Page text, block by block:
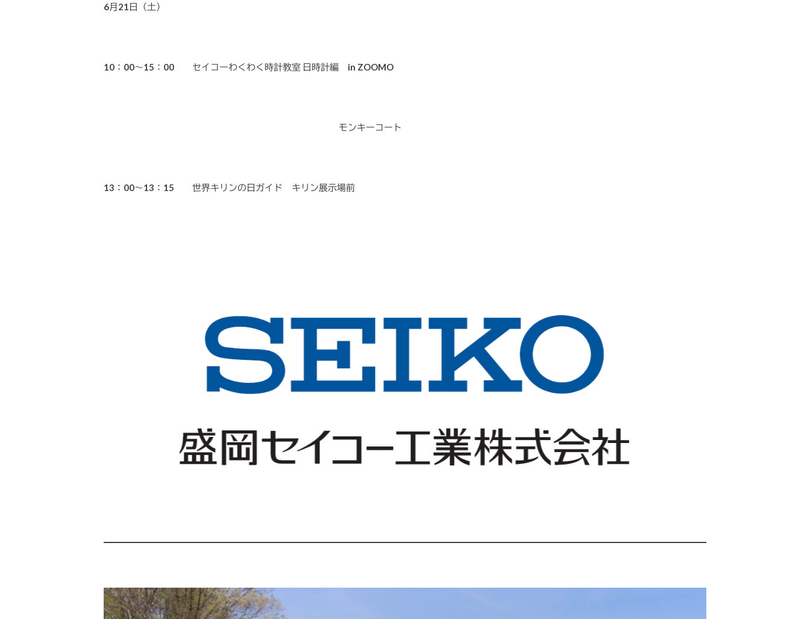
6月21日（土）
10：00～15：00 セイコーわくわく時計教室 日時計編 in ZOOMO
モンキーコート
13 ：00～13：15 世界キリンの日ガイド キリン展示場前